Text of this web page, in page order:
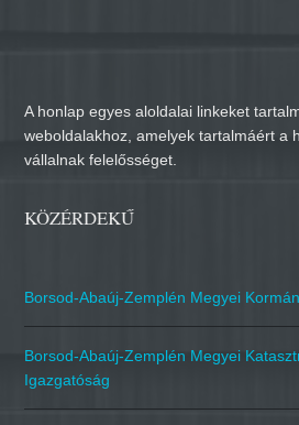
A honlap egyes aloldalai linkeket
weboldalakhoz, amelyek tartalmáért a
vállalnak felelősséget.
KÖZÉRDEKŰ
Borsod-Abaúj-Zemplén Megyei
Borsod-Abaúj-Zemplén Megyei
Igazgatóság